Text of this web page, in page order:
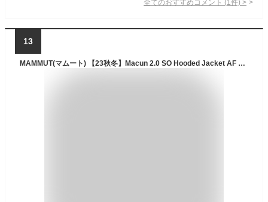
全てのおすすめコメント (1 件) >
13
MAMMUT(マムート) 【23秋冬】Macun 2.0 SO Hooded Jacket AF Women's XS 0001(black) 1011-00802